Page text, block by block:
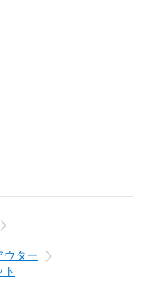
の対応となります
されます
ません）
様品
品
ウター
ト